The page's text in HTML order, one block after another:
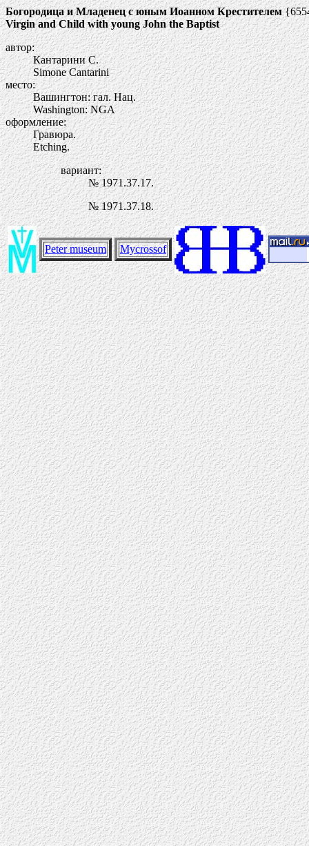
Богородица и Младенец с юным Иоанном Крестителем
Virgin and Child with young John the Baptist
автор:
Кантарини С.
Simone Cantarini
место:
Вашингтон: гал. Нац.
Washington: NGA
оформление:
Гравюра.
Etching.
вариант:
№ 1971.37.17.
№ 1971.37.18.
Peter museum Mycrossof